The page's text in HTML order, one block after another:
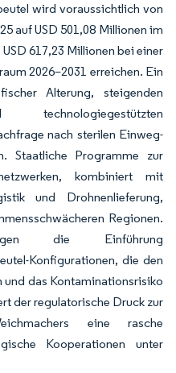
wird voraussichtlich von
auf USD 501,08 Millionen im
617,23 Millionen bei einer
2026–2031 erreichen. Ein
Alterung, steigenden
technologiegestützten
nach sterilen Einweg-
Staatliche Programme zur
kombiniert mit
und Drohnenlieferung,
Regionen.
die Einführung
Konfigurationen, die den
das Kontaminationsrisiko
der regulatorische Druck zur
eine rasche
Kooperationen unter